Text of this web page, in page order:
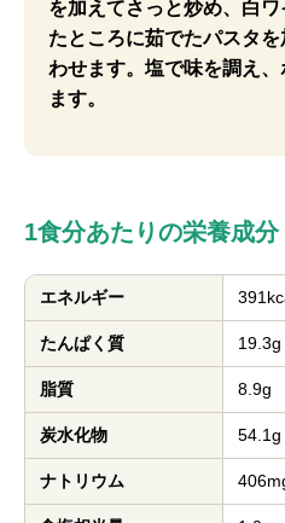
を加えてさっと炒め、白
たところに茹でたパスタ
わせます。塩で味を調え
ます。
1食分あたりの栄養成分
エネルギー
たんぱく質 19.3g
脂質 8.9g
炭水化物 54.1g
ナトリウム